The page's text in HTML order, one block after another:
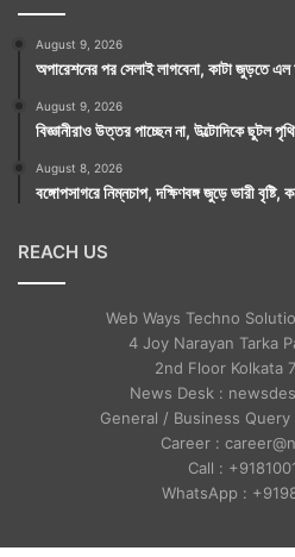
August 9, 2026
অপারেশনের পর সেলাই লাগবেনা, কাটা জুড়তে
August 9, 2026
বিজ্ঞানীরাও উত্তর পাচ্ছেন না, উল্টোদিকে ছুটল
August 8, 2026
বঙ্গোপসাগরে নিম্নচাপ, দক্ষিণবঙ্গ জুড়ে ভারী
REACH US
Web Ways Techno
4 Joy Narayan Tarka
2nd Floor Kolkata
News Desk :
General / Business Query
Career :
Call :
WhatsApp :